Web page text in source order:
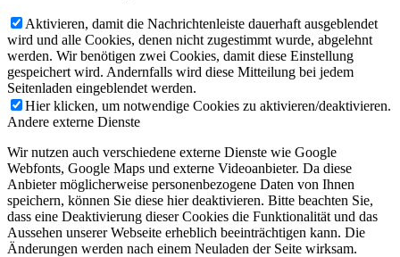
Aktivieren, damit die Nachrichtenleiste dauerhaft ausgeblendet
wird und alle Cookies, denen nicht zugestimmt wurde, abgelehnt
werden. Wir benötigen zwei Cookies, damit diese Einstellung
gespeichert wird. Andernfalls wird diese Mitteilung bei jedem
Seitenladen eingeblendet werden.
Hier klicken, um notwendige Cookies zu aktivieren/deaktivieren.
Andere externe Dienste
Wir nutzen auch verschiedene externe Dienste wie Google
Webfonts, Google Maps und externe Videoanbieter. Da diese
Anbieter möglicherweise personenbezogene Daten von Ihnen
speichern, können Sie diese hier deaktivieren. Bitte beachten Sie,
dass eine Deaktivierung dieser Cookies die Funktionalität und das
Aussehen unserer Webseite erheblich beeinträchtigen kann. Die
Änderungen werden nach einem Neuladen der Seite wirksam.